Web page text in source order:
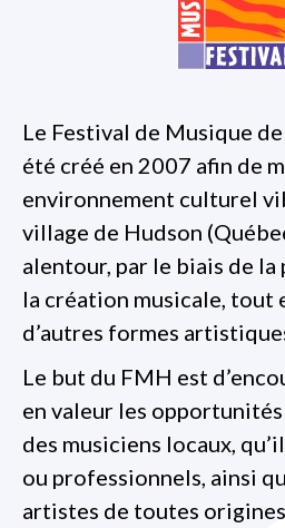
Le Festival de Musique
été créé en 2007 afin de
environnement culturel
village de Hudson
alentour, par le biais de
la création musicale, tout
d’autres formes
Le but du FMH est
en valeur les
des musiciens locaux,
ou professionnels, ainsi
artistes de toutes